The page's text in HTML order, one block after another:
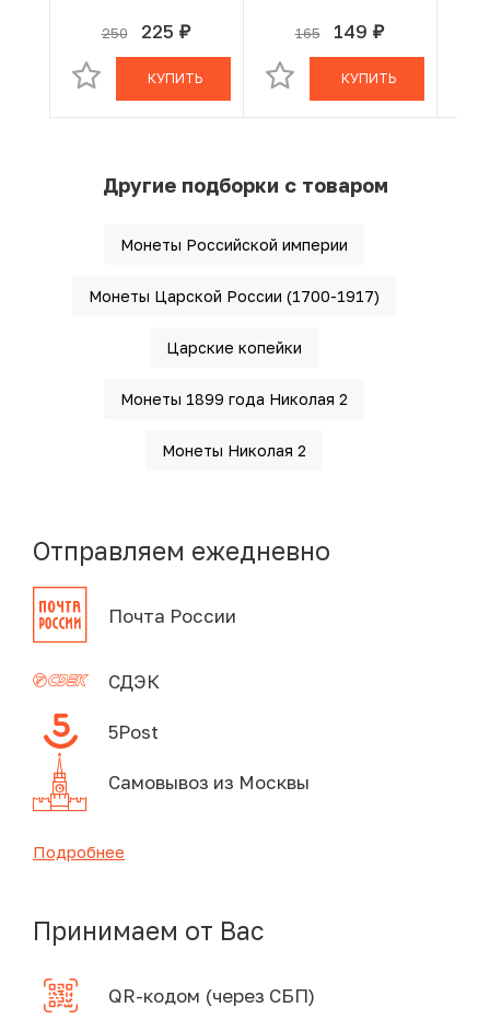
250 225 руб.
В КОРЗИНЕ
КУПИТЬ
165 149 руб.
В КОРЗИНЕ
КУПИТЬ
Другие подборки с товаром
Монеты Российской империи
Монеты Царской России (1700-1917)
Царские копейки
Монеты 1899 года Николая 2
Монеты Николая 2
Отправляем ежедневно
Почта России
СДЭК
5Post
Самовывоз из Москвы
Подробнее
Принимаем от Вас
QR-кодом (через СБП)